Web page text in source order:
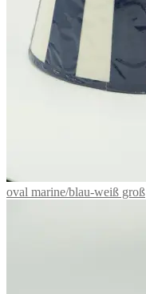
oval marine/blau-weiß groß